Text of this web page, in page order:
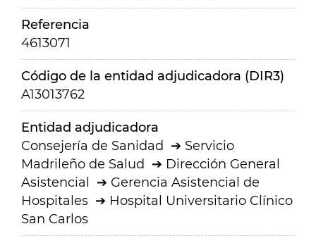
Referencia
4613071
Código de la entidad adjudicadora (DIR3)
A13013762
Entidad adjudicadora
Consejería de Sanidad
Servicio
Madrileño de Salud
Dirección General
Asistencial
Gerencia Asistencial de
Hospitales
Hospital Universitario Clínico
San Carlos